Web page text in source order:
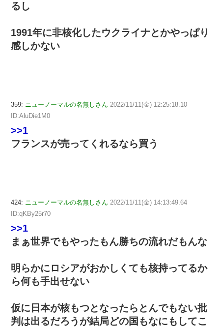
るし
1991年に非核化したウクライナとかやっぱり
感しかない
359: ニューノーマルの名無しさん 2022/11/11(金) 12:25:18.10
ID:AluDie1M0
>>1
フランスが売ってくれるなら買う
424: ニューノーマルの名無しさん 2022/11/11(金) 14:13:49.64
ID:qKBy25r70
>>1
まぁ世界でもやったもん勝ちの流れだもんな
明らかにロシアがおかしくても核持ってるか
ら何も手出せない
仮に日本が核もつとなったらとんでもない批
判は出るだろうが結局どの国もなにもしてこ